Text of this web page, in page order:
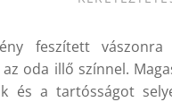
feszített
oda illő színnel.
és a tartósságot